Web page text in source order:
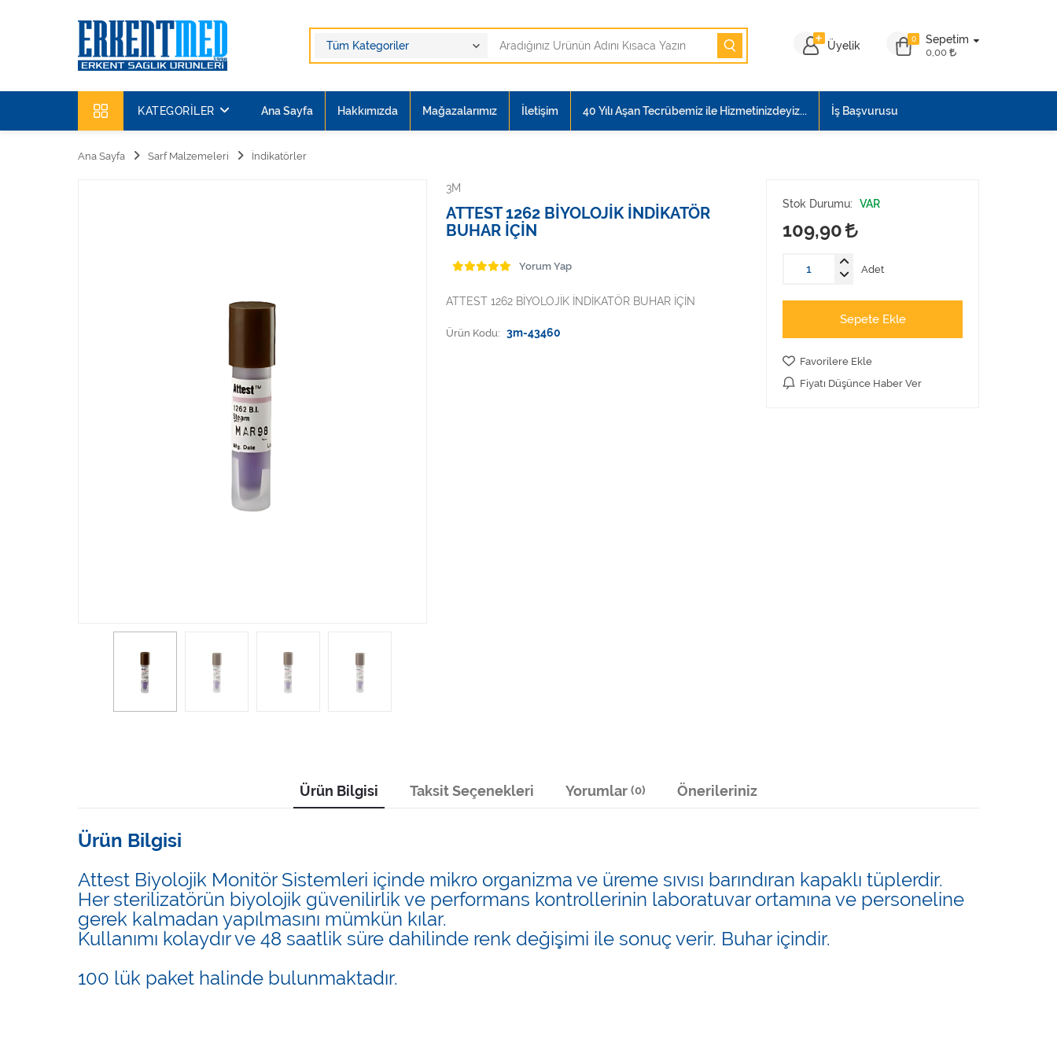
0 Sepetim
0,00
Üyelik
KATEGORILER Ana Sayfa Hakkımızda Mağazalarımız İletişim 40 Yılı Aşan Tecrübemiz ile Hizmetinizdeyiz... İş Başvurusu
Ana Sayfa Sarf Malzemeleri İndikatörler
3M
ATTEST 1262 BİYOLOJİK İNDİKATÖR
BUHAR İÇİN
Yorum Yap
ATTEST 1262 BİYOLOJİK İNDİKATÖR BUHAR İÇİN
Ürün Kodu: 3m-43460
Stok Durumu: VAR
109,90
Adet
Sepete Ekle
Favorilere Ekle
Fiyatı Düşünce Haber Ver
Ürün Bilgisi Taksit Seçenekleri Yorumlar (0) Önerileriniz
Ürün Bilgisi
Attest Biyolojik Monitör Sistemleri içinde mikro organizma ve üreme sıvısı barındıran kapaklı tüplerdir.
Her sterilizatörün biyolojik güvenilirlik ve performans kontrollerinin laboratuvar ortamına ve personeline
gerek kalmadan yapılmasını mümkün kılar.
Kullanımı kolaydır ve 48 saatlik süre dahilinde renk değişimi ile sonuç verir. Buhar içindir.
100 lük paket halinde bulunmaktadır.